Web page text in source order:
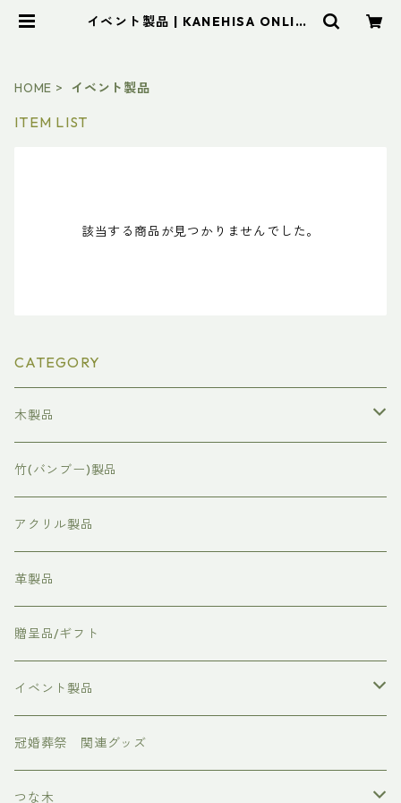
イベント製品 | KANEHISA ONLINE
HOME イベント製品
ITEM LIST
該当する商品が見つかりませんでした。
CATEGORY
木製品
表彰状/感謝状
命名板
社章/バッチ
時計/置時計
フォトボード
竹(バンブー)製品
アクリル製品
革製品
贈呈品/ギフト
イベント製品
お正月
節分
冠婚葬祭 関連グッズ
つな木